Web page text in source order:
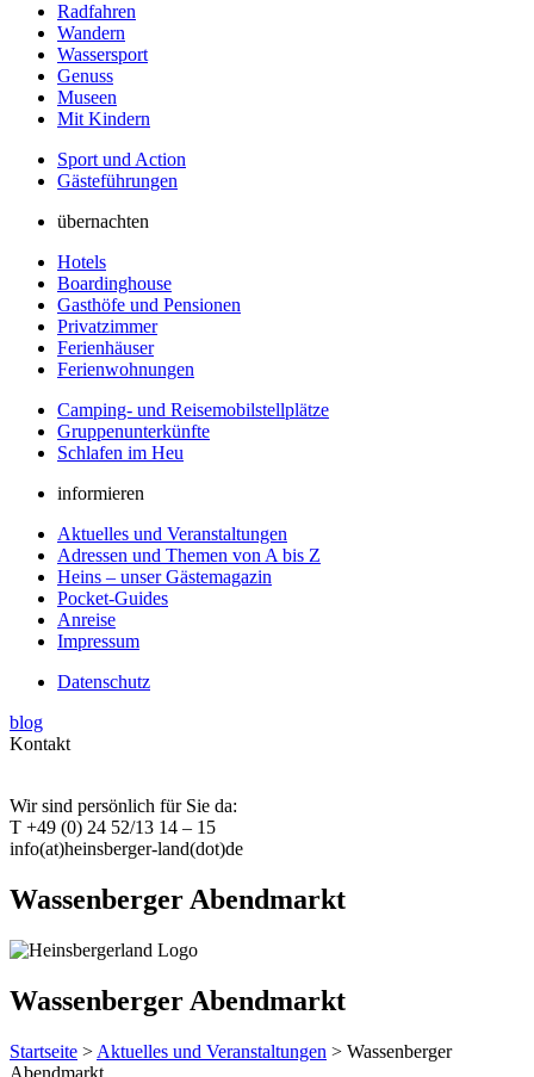
Radfahren
Wandern
Wassersport
Genuss
Museen
Mit Kindern
Sport und Action
Gästeführungen
übernachten
Hotels
Boardinghouse
Gasthöfe und Pensionen
Privatzimmer
Ferienhäuser
Ferienwohnungen
Camping- und Reisemobilstellplätze
Gruppenunterkünfte
Schlafen im Heu
informieren
Aktuelles und Veranstaltungen
Adressen und Themen von A bis Z
Heins – unser Gästemagazin
Pocket-Guides
Anreise
Impressum
Datenschutz
blog
Kontakt
Wir sind persönlich für Sie da:
T +49 (0) 24 52/13 14 – 15
info(at)heinsberger-land(dot)de
Wassenberger Abendmarkt
Wassenberger Abendmarkt
Startseite > Aktuelles und Veranstaltungen > Wassenberger
Abendmarkt